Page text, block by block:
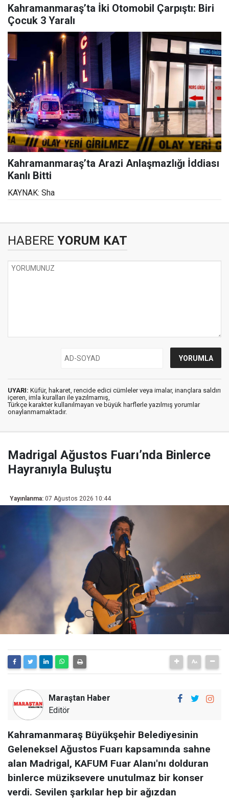
Kahramanmaraş’ta İki Otomobil Çarpıştı: Biri
Çocuk 3 Yaralı
Kahramanmaraş’ta Arazi Anlaşmazlığı İddiası
Kanlı Bitti
KAYNAK: Sha
HABERE YORUM KAT
UYARI: Küfür, hakaret, rencide edici cümleler veya imalar, inançlara saldırı
içeren, imla kuralları ile yazılmamış,
Türkçe karakter kullanılmayan ve büyük harflerle yazılmış yorumlar
onaylanmamaktadır.
Madrigal Ağustos Fuarı’nda Binlerce
Hayranıyla Buluştu
Yayınlanma: 07 Ağustos 2026 10:44
Maraştan Haber
Editör
Kahramanmaraş Büyükşehir Belediyesinin
Geleneksel Ağustos Fuarı kapsamında sahne
alan Madrigal, KAFUM Fuar Alanı'nı dolduran
binlerce müziksevere unutulmaz bir konser
verdi. Sevilen şarkılar hep bir ağızdan